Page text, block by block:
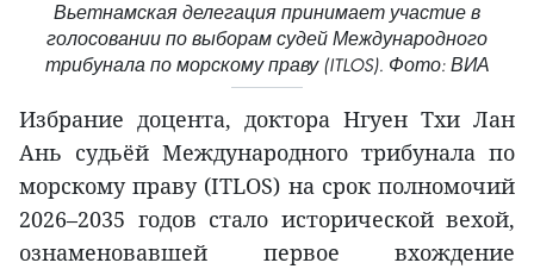
Вьетнамская делегация принимает участие в
голосовании по выборам судей Международного
трибунала по морскому праву (ITLOS). Фото: ВИА
Избрание доцента, доктора Нгуен Тхи Лан
Ань судьёй Международного трибунала по
морскому праву (ITLOS) на срок полномочий
2026–2035 годов стало исторической вехой,
ознаменовавшей первое вхождение